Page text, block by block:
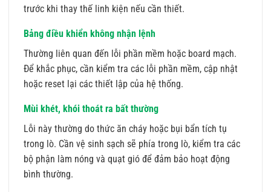
trước khi thay thế linh kiện nếu cần thiết.
Bảng điều khiển không nhận lệnh
Thường liên quan đến lỗi phần mềm hoặc board mạch.
Để khắc phục, cần kiểm tra các lỗi phần mềm, cập nhật
hoặc reset lại các thiết lập của hệ thống.
Mùi khét, khói thoát ra bất thường
Lỗi này thường do thức ăn cháy hoặc bụi bẩn tích tụ
trong lò. Cần vệ sinh sạch sẽ phía trong lò, kiểm tra các
bộ phận làm nóng và quạt gió để đảm bảo hoạt động
bình thường.